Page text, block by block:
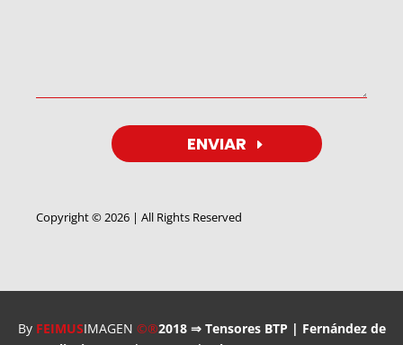
ENVIAR
Copyright © 2026 | All Rights Reserved
By FEIMUSIMAGEN ©®2018 ⇒ Tensores BTP | Fernández de